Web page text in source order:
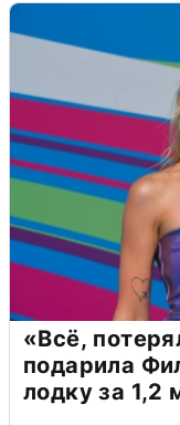
«Всё,
подарила
лодку за 1,2